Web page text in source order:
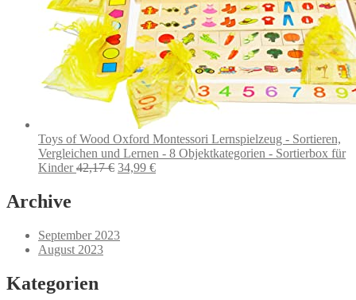
Toys of Wood Oxford Montessori Lernspielzeug - Sortieren,
Vergleichen und Lernen - 8 Objektkategorien - Sortierbox für
Kinder 42,17€ Ursprünglicher
34,99 €Aktueller
Archive
September 2023
August 2023
Kategorien